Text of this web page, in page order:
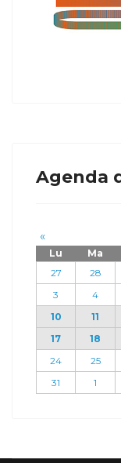
Agenda
«
Lu Ma
27
28
3
4
10
11
17
18
24
25
31
1